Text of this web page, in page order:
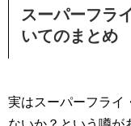
スーパーフラ
いてのまとめ
実はスーパーフライ